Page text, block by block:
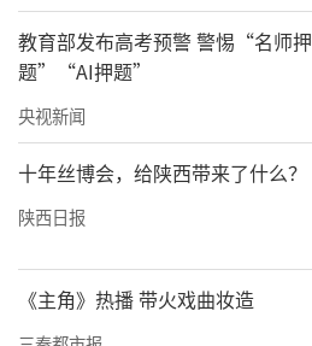
教育部发布高考预警 警惕“名师押
题”“AI押题”
央视新闻
十年丝博会，给陕西带来了什么？
陕西日报
《主角》热播 带火戏曲妆造